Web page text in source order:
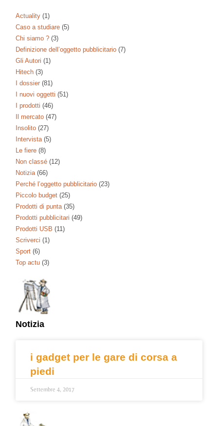
Actuality (1)
Caso a studiare (5)
Chi siamo ? (3)
Definizione dell’oggetto pubblicitario (7)
Gli Autori (1)
Hitech (3)
I dossier (81)
I nuovi oggetti (51)
I prodotti (46)
Il mercato (47)
Insolito (27)
Intervista (5)
Le fiere (8)
Non classé (12)
Notizia (66)
Perché l’oggetto pubblicitario (23)
Piccolo budget (25)
Prodotti di punta (35)
Prodotti pubblicitari (49)
Prodotti USB (11)
Scriverci (1)
Sport (6)
Top actu (3)
Notizia
i gadget per le gare di corsa a
piedi
Settembre 4, 2017